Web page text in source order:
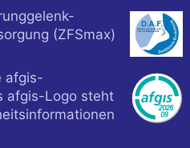
(ZFSmax)
afgis-
afgis-Logo steht